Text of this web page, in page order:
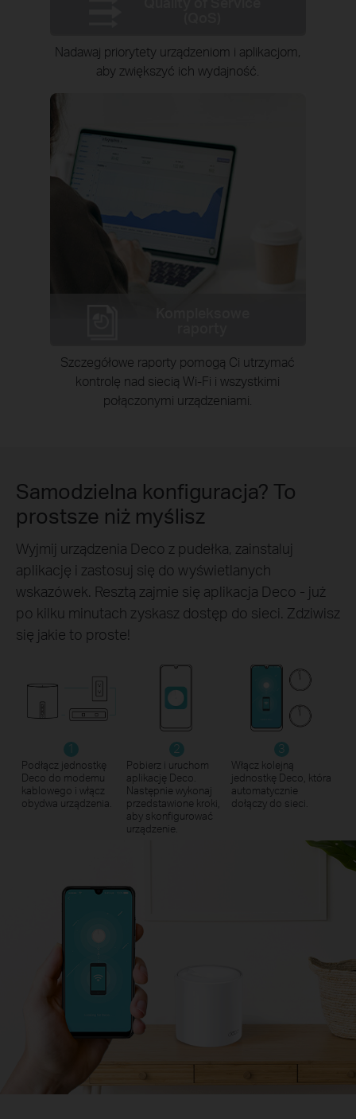
Nadawaj priorytety urządzeniom i aplikacjom,
aby zwiększyć ich wydajność.
Szczegółowe raporty pomogą Ci utrzymać
kontrolę nad siecią Wi-Fi i wszystkimi
połączonymi urządzeniami.
Samodzielna konfiguracja? To
prostsze niż myślisz
Wyjmij urządzenia Deco z pudełka, zainstaluj
aplikację i zastosuj się do wyświetlanych
wskazówek. Resztą zajmie się aplikacja Deco - już
po kilku minutach zyskasz dostęp do sieci. Zdziwisz
się jakie to proste!
1
Podłącz jednostkę
Deco do modemu
kablowego i włącz
obydwa urządzenia.
2
Pobierz i uruchom
aplikację Deco.
Następnie wykonaj
przedstawione kroki,
aby skonfigurować
urządzenie.
3
Włącz kolejną
jednostkę Deco, która
automatycznie
dołączy do sieci.